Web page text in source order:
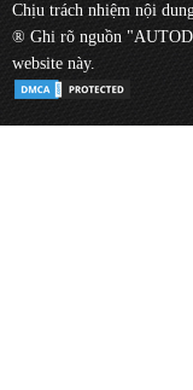
Chịu trách nhiệm nội
® Ghi rõ nguồn
website này.